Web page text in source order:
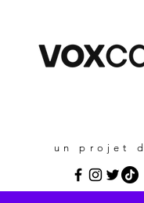
un projet